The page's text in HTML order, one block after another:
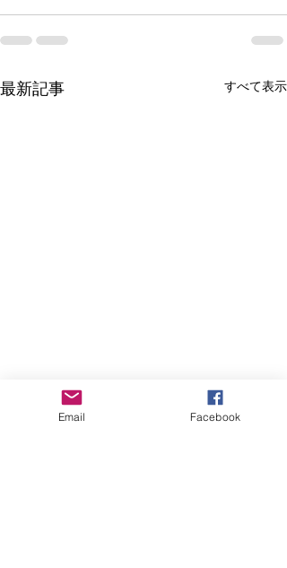
最新記事 すべて表示
Email Facebook